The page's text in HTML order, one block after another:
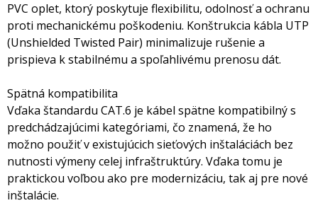
PVC oplet, ktorý poskytuje flexibilitu, odolnosť a ochranu
proti mechanickému poškodeniu. Konštrukcia kábla UTP
(Unshielded Twisted Pair) minimalizuje rušenie a
prispieva k stabilnému a spoľahlivému prenosu dát.
Spätná kompatibilita
Vďaka štandardu CAT.6 je kábel spätne kompatibilný s
predchádzajúcimi kategóriami, čo znamená, že ho
možno použiť v existujúcich sieťových inštaláciách bez
nutnosti výmeny celej infraštruktúry. Vďaka tomu je
praktickou voľbou ako pre modernizáciu, tak aj pre nové
inštalácie.